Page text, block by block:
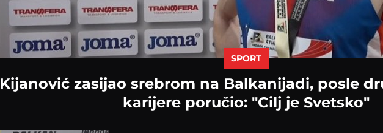
SPORT
Kijanović zasijao srebrom na Balkanijadi, posle
karijere poručio: "Cilj je Svetsko"